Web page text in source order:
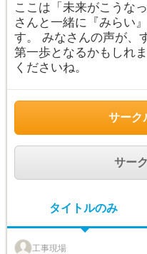
ここは「未来がこうな
さんと一緒に『みらい
す。 みなさんの声が、
第一歩となるかもしれ
くださいね。
サーク
サー
タイトルのみ
工事現場